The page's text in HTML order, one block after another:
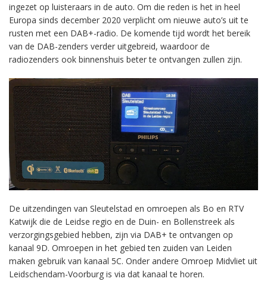
ingezet op luisteraars in de auto. Om die reden is het in heel
Europa sinds december 2020 verplicht om nieuwe auto’s uit te
rusten met een DAB+-radio. De komende tijd wordt het bereik
van de DAB-zenders verder uitgebreid, waardoor de
radiozenders ook binnenshuis beter te ontvangen zullen zijn.
De uitzendingen van Sleutelstad en omroepen als Bo en RTV
Katwijk die de Leidse regio en de Duin- en Bollenstreek als
verzorgingsgebied hebben, zijn via DAB+ te ontvangen op
kanaal 9D. Omroepen in het gebied ten zuiden van Leiden
maken gebruik van kanaal 5C. Onder andere Omroep Midvliet uit
Leidschendam-Voorburg is via dat kanaal te horen.